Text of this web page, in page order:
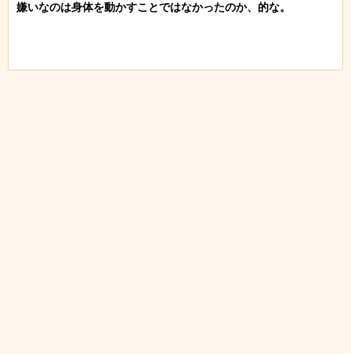
嫌いなのは身体を動かすことではなかったのか、的な。